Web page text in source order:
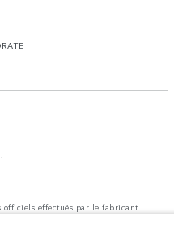
officiels effectués par le fabricant